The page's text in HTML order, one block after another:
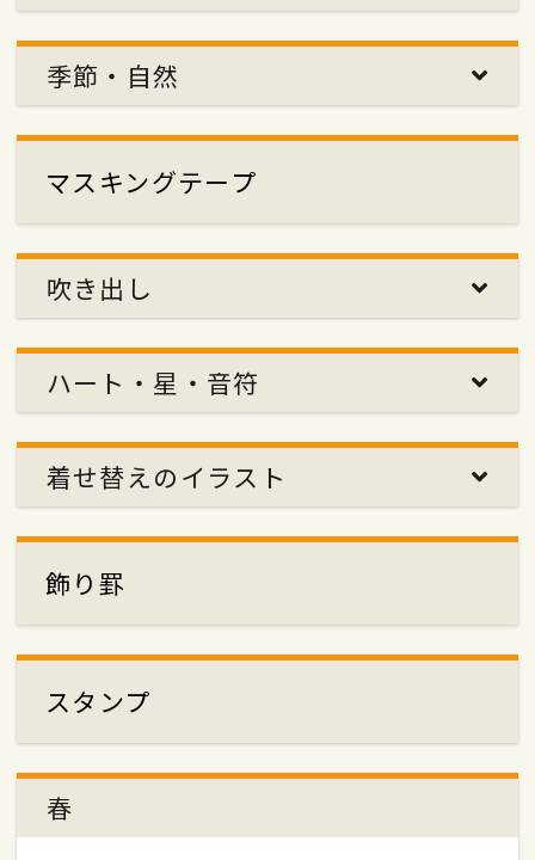
季節・自然
マスキングテープ
吹き出し
ハート・星・音符
着せ替えのイラスト
飾り罫
スタンプ
春